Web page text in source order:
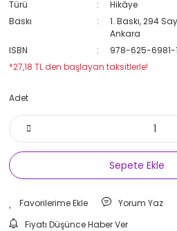
Türü
Hikâye
Baskı
1. Baskı, 294
Ankara
ISBN
978-625-6981-
*27,18 TL den başlayan taksitlerle!
Adet
Sepete Ekle
Yorum Yaz
Fiyatı Düşünce Haber Ver